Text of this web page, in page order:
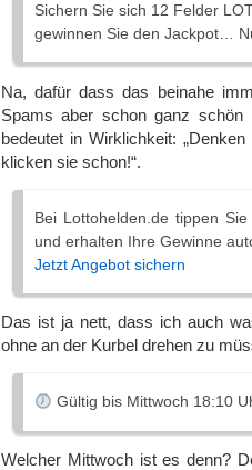
Sichern Sie sich 12 Felder
gewinnen Sie den Jackpot…
Na, dafür dass das beinahe
Spams aber schon ganz schön
bedeutet in Wirklichkeit:
klicken sie schon!“.
Bei Lottohelden­.de tippen
und erhalten Ihre Gewinne
Jetzt Angebot sichern
Das ist ja nett, dass ich auch
ohne an der Kurbel drehen zu
Gültig bis Mittwoch­ 18­:10
Welcher Mittwoch ist es denn?